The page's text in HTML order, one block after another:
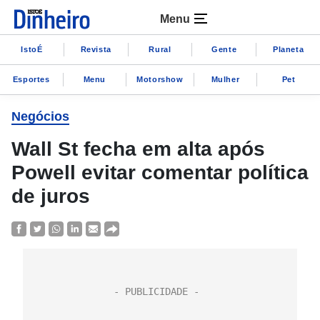
Menu
IstoÉ Revista Rural Gente Planeta
Esportes Menu Motorshow Mulher Pet
Negócios
Wall St fecha em alta após
Powell evitar comentar política
de juros